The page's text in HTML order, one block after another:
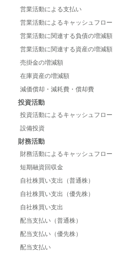
営業活動による支払い
営業活動によるキャッシュフロー
営業活動に関連する負債の増減額
営業活動に関連する資産の増減額
売掛金の増減額
在庫資産の増減額
減価償却・減耗費・償却費
投資活動
投資活動によるキャッシュフロー
設備投資
財務活動
財務活動によるキャッシュフロー
短期融資回収金
自社株買い支出（普通株）
自社株買い支出（優先株）
自社株買い支出
配当支払い（普通株）
配当支払い（優先株）
配当支払い